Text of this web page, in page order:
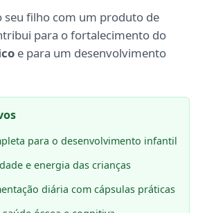
seu filho com um produto de
para o fortalecimento do
e para um desenvolvimento
para o desenvolvimento infantil
e energia das crianças
diária com cápsulas práticas